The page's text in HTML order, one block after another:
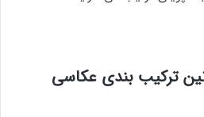
ترکیب بندی عکاسی